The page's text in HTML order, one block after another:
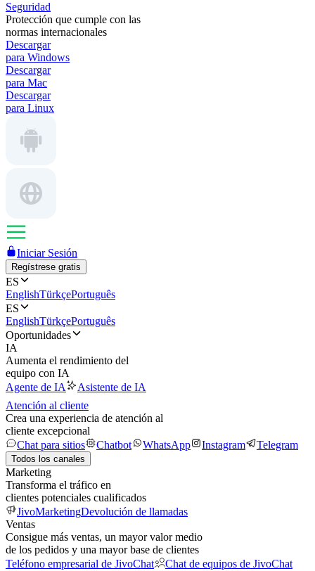
Seguridad
Protección que cumple con las
normas internacionales
Descargar
para Windows
Descargar
para Mac
Descargar
para Linux
Iniciar Sesión
Regístrese gratis
ES
EnglishTürkçePortuguês
ES
EnglishTürkçePortuguês
Oportunidades
IA
Aumenta el rendimiento del
equipo con IA
Agente de IA
Asistente de IA
Atención al cliente
Crea una experiencia de atención al
cliente excepcional
Chat para sitios
Chatbot WhatsApp Instagram Telegram
Todos los canales
Marketing
Transforma el tráfico en
clientes potenciales cualificados
JivoMarketingDevolución de llamadas
Ventas
Consigue más ventas, un mayor valor medio
de los pedidos y una mayor base de clientes
Teléfono empresarial de JivoChat
Chat de equipos de JivoChat